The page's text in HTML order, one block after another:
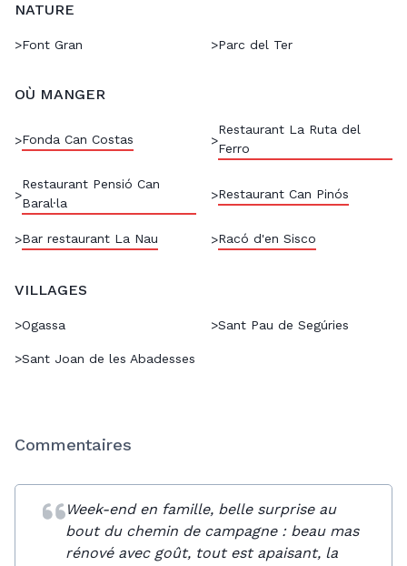
NATURE
>Font Gran >Parc del Ter
OÙ MANGER
>Fonda Can Costas >
Restaurant La Ruta del
Ferro
>
Restaurant Pensió Can
Baral·la
>Restaurant Can Pinós
>Bar restaurant La Nau >Racó d'en Sisco
VILLAGES
>Ogassa >Sant Pau de Segúries
>Sant Joan de les Abadesses
Commentaires
Week-end en famille, belle surprise au
bout du chemin de campagne : beau mas
rénové avec goût, tout est apaisant, la